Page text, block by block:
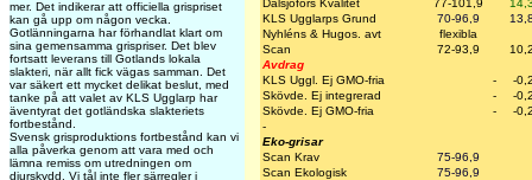
mer. Det indikerar att officiella grispriset
kan gå upp om någon vecka.
Gotlänningarna har förhandlat klart om
sina gemensamma grispriser. Det blev
fortsatt leverans till Gotlands lokala
slakteri, när allt fick vägas samman. Det
var säkert ett mycket delikat beslut, med
tanke på att valet av KLS Ugglarp har
äventyrat det gotländska slakteriets
fortbestånd.
Svensk grisproduktions fortbestånd kan vi
alla påverka genom att vara med och
lämna remiss om utredningen om
djurskydd. Vi tål inte fler särregler i
Dalsjöfors Kvalitet
77-101,9
KLS Ugglarps Grund
70-96,9
Nyhléns & Hugos. avt
flexibla
Scan
72-93,9
Avdrag
KLS Uggl. Ej GMO-fria
-
-
Skövde. Ej integrerad
-
-
Skövde. Ej GMO-fria
-
-
-
Eko-grisar
Scan Krav
75-96,9
Scan Ekologisk
75-96,9